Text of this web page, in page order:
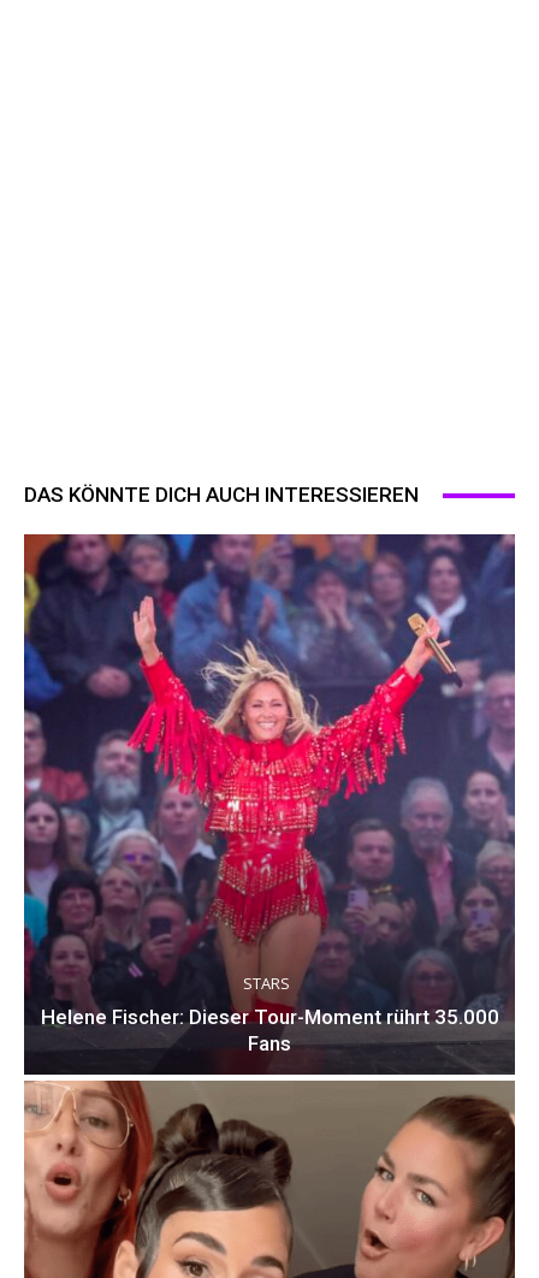
DAS KÖNNTE DICH AUCH INTERESSIEREN
STARS
Helene Fischer: Dieser Tour-Moment rührt 35.000
Fans